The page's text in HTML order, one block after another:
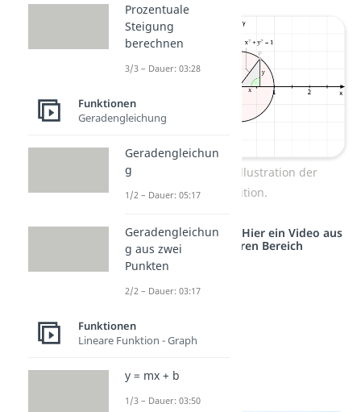
Einheitskreis: Illustration der
Definition.
Studyflix vernetzt: Hier ein Video aus
einem anderen Bereich
Prozentuale
Steigung
berechnen
3/3 – Dauer: 03:28
Funktionen
Geradengleichung
Geradengleichun
g
1/2 – Dauer: 05:17
Geradengleichun
g aus zwei
Punkten
2/2 – Dauer: 03:17
Funktionen
Lineare Funktion - Graph
y = mx + b
1/3 – Dauer: 03:50